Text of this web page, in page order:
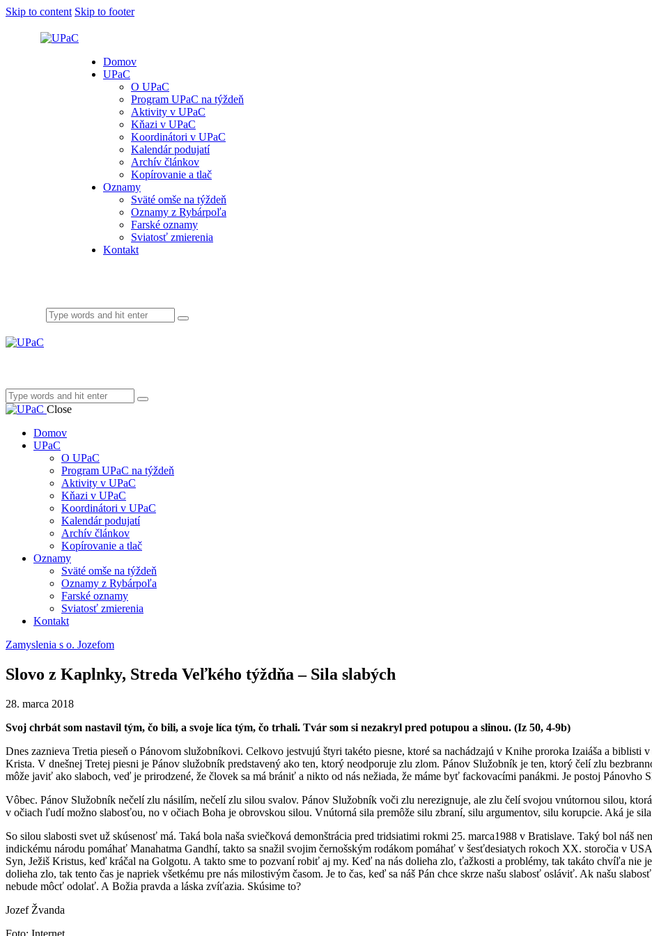
Skip to content Skip to footer
Domov
UPaC
O UPaC
Program UPaC na týždeň
Aktivity v UPaC
Kňazi v UPaC
Koordinátori v UPaC
Kalendár podujatí
Archív článkov
Kopírovanie a tlač
Oznamy
Sväté omše na týždeň
Oznamy z Rybárpoľa
Farské oznamy
Sviatosť zmierenia
Kontakt
Close
Domov
UPaC
O UPaC
Program UPaC na týždeň
Aktivity v UPaC
Kňazi v UPaC
Koordinátori v UPaC
Kalendár podujatí
Archív článkov
Kopírovanie a tlač
Oznamy
Sväté omše na týždeň
Oznamy z Rybárpoľa
Farské oznamy
Sviatosť zmierenia
Kontakt
Zamyslenia s o. Jozefom
Slovo z Kaplnky, Streda Veľkého týždňa – Sila slabých
28. marca 2018
Svoj chrbát som nastavil tým, čo bili, a svoje líca tým, čo trhali. Tvár som si nezakryl pred potupou a slinou. (Iz 50, 4-9b)
Dnes zaznieva Tretia pieseň o Pánovom služobníkovi. Celkovo jestvujú štyri takéto piesne, ktoré sa nachádzajú v Knihe proroka Izaiáša a biblisti
Krista. V dnešnej Tretej piesni je Pánov služobník predstavený ako ten, ktorý neodporuje zlu zlom. Pánov Služobník je ten, ktorý čelí zlu
môže javiť ako slaboch, veď je prirodzené, že človek sa má brániť a nikto od nás nežiada, že máme byť fackovacími panákmi. Je postoj Pánovho
Vôbec. Pánov Služobník nečelí zlu násilím, nečelí zlu silou svalov. Pánov Služobník voči zlu nerezignuje, ale zlu čelí svojou vnútornou silou,
v očiach ľudí možno slabosťou, no v očiach Boha je obrovskou silou. Vnútorná sila premôže silu zbraní, silu argumentov, silu korupcie. Aká je
So silou slabosti svet už skúsenosť má. Taká bola naša sviečková demonštrácia pred tridsiatimi rokmi 25. marca1988 v Bratislave. Taký bol náš
indickému národu pomáhať Manahatma Gandhí, takto sa snažil svojim černošským rodákom pomáhať v šesťdesiatych rokoch XX. storočia v
Syn, Ježiš Kristus, keď kráčal na Golgotu. A takto sme to pozvaní robiť aj my. Keď na nás dolieha zlo, ťažkosti a problémy, tak takáto chvíľa nie
dolieha zlo, tak tento čas je napriek všetkému pre nás milostivým časom. Je to čas, keď sa náš Pán chce skrze našu slabosť osláviť. Ak našu
nebude môcť odolať. A Božia pravda a láska zvíťazia. Skúsime to?
Jozef Žvanda
Foto: Internet